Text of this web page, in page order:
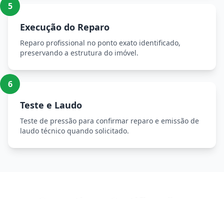
5
Execução do Reparo
Reparo profissional no ponto exato identificado,
preservando a estrutura do imóvel.
6
Teste e Laudo
Teste de pressão para confirmar reparo e emissão de
laudo técnico quando solicitado.